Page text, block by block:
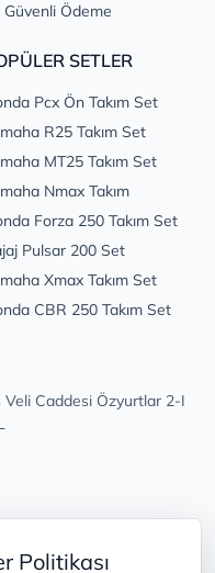
Politikası
Güvenli Ödeme
SETLER
Pcx Ön Takım Set
R25 Takım Set
MT25 Takım Set
Nmax Takım
Forza 250 Takım Set
Pulsar 200 Set
Xmax Takım Set
CBR 250 Takım Set
Veli Caddesi Özyurtlar 2-I